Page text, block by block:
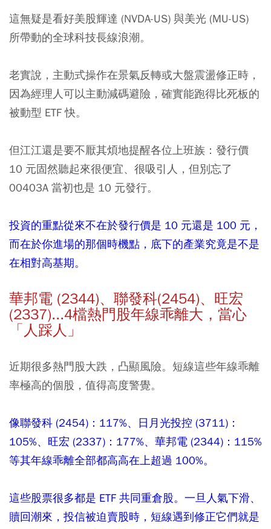
這無疑是看好美股輝達 (NVDA-US) 與美光 (MU-US)
所帶動的全球科技長線浪潮。
老實說，主動式操作在景氣反轉或大盤震盪修正時，
因為經理人可以主動減碼避險，確實能跑得比死板的
被動型 ETF 快。
但江江還是要不厭其煩地提醒各位上班族：發行價
10 元固然聽起來很便宜、很吸引人，但別忘了
00403A 當初也是 10 元發行。
投資的重點從來不在於發行價是 10 元還是 100 元，
而在於你進場的那個時機點，底下的產業究竟是不是
在相對高基期。
華邦電 (2344)、聯發科(2454)、旺宏
(2337)...4檔熱門股年線乖離大，當心
「人踩人」
近期很多熱門股大跌，凸顯風險。短線這些年線乖離
率極高的個股，值得高度警覺。
像聯發科 (2454)：117%、日月光投控 (3711)：
105%、旺宏 (2337)：177%、華邦電 (2344)：115%
等其年線乖離全部都高高在上超過 100%。
這些股票很多都是 ETF 共同重倉股。一旦人氣下滑、
贖回潮來，投信被迫賣股時，短線遇到修正它們就是